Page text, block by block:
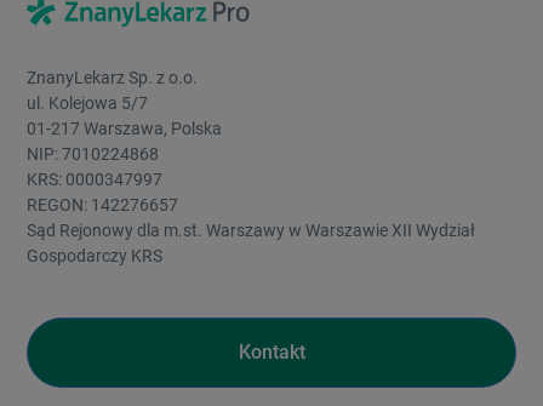
ZnanyLekarz Sp. z o.o.
ul. Kolejowa 5/7
01-217 Warszawa, Polska
NIP: 7010224868
KRS: 0000347997
REGON: 142276657
Sąd Rejonowy dla m.st. Warszawy w Warszawie XII Wydział
Gospodarczy KRS
Kontakt